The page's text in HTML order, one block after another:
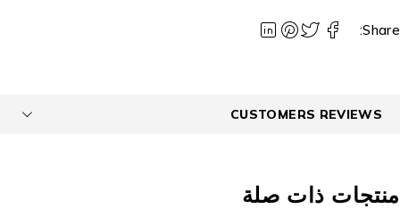
CUSTOMERS REVIEWS
ذات صلة